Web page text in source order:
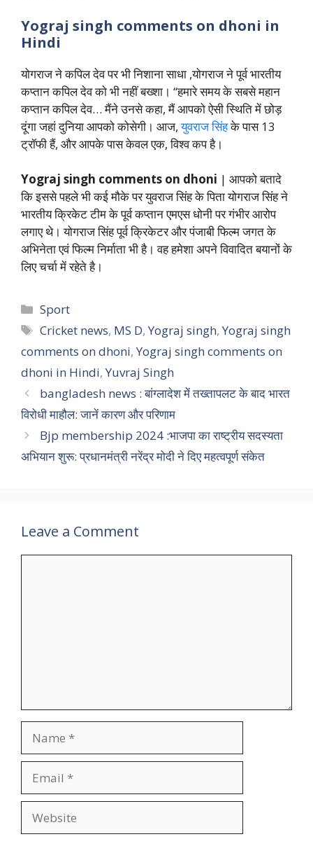
Yograj singh comments on dhoni in
Hindi
योगराज ने कपिल देव पर भी निशाना साधा ,योगराज ने पूर्व भारतीय
कप्तान कपिल देव को भी नहीं बख्शा। “हमारे समय के सबसे महान
कप्तान कपिल देव… मैंने उनसे कहा, मैं आपको ऐसी स्थिति में छोड़
दूंगा जहां दुनिया आपको कोसेगी। आज,युवराज सिंहके पास 13
ट्रॉफी हैं, और आपके पास केवल एक, विश्व कप है।
Yograj singh comments on dhoni | आपको बतादे
कि इससे पहले भी कई मौके पर युवराज सिंह के पिता योगराज सिंह ने
भारतीय क्रिकेट टीम के पूर्व कप्तान एमएस धोनी पर गंभीर आरोप
लगाए थे। योगराज सिंह पूर्व क्रिकेटर और पंजाबी फिल्म जगत के
अभिनेता एवं फिल्म निर्माता भी है। वह हमेशा अपने विवादित बयानों के
लिए चर्चा में रहेते है।
Categories
Sport
Tags
Cricket news, MS D,Yograj singh,Yograj singh
comments on dhoni, Yograj singh comments on
dhoni in Hindi, Yuvraj Singh
bangladesh news : बांग्लादेश में तख्तापलट के बाद भारत
विरोधी माहौल: जानें कारण और परिणाम
Bjp membership 2024 :भाजपा का राष्ट्रीय सदस्यता
अभियान शुरू: प्रधानमंत्री नरेंद्र मोदी ने दिए महत्वपूर्ण संकेत
Leave a Comment